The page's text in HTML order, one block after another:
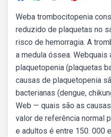
Weba trombocitopenia
reduzido de plaquetas no
risco de hemorragia. A
a medula óssea. Webquais
plaquetopenia (plaquetas
causas de plaquetopenia
bacterianas (dengue,
Web — quais são as
valor de referência normal
e adultos é entre 150. 000